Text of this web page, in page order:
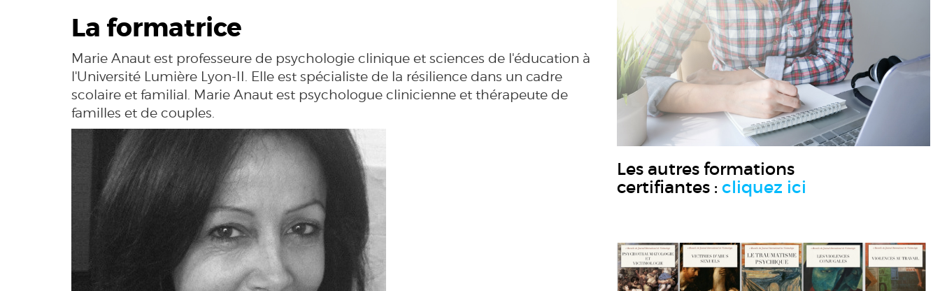
La formatrice
Marie Anaut est professeure de psychologie clinique et sciences de l'éducation à
l'Université Lumière Lyon-II. Elle est spécialiste de la résilience dans un cadre
scolaire et familial. Marie Anaut est psychologue clinicienne et thérapeute de
familles et de couples.
Les autres formations
certifiantes : cliquez ici